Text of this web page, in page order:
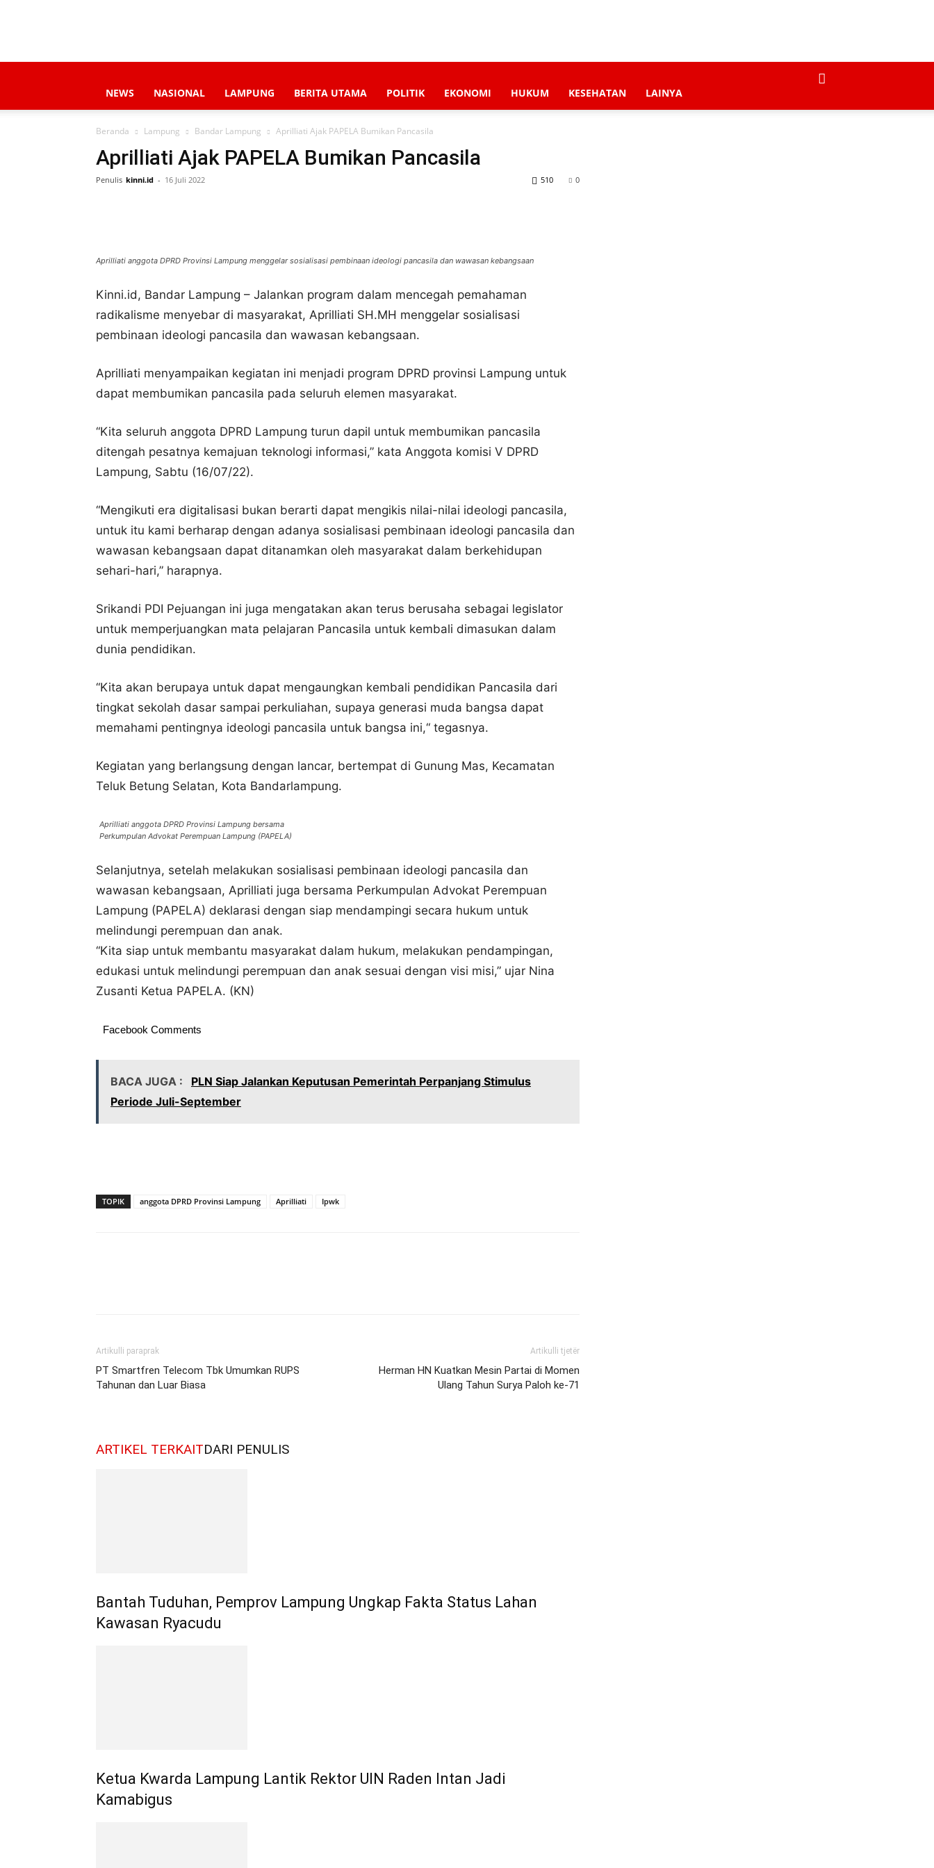
NEWS NASIONAL LAMPUNG BERITA UTAMA POLITIK EKONOMI HUKUM KESEHATAN LAINYA
Beranda Lampung Bandar Lampung Aprilliati Ajak PAPELA Bumikan Pancasila
Aprilliati Ajak PAPELA Bumikan Pancasila
Penulis kinni.id - 16 Juli 2022 0
510
Aprilliati anggota DPRD Provinsi Lampung menggelar sosialisasi pembinaan ideologi pancasila dan wawasan kebangsaan
Kinni.id, Bandar Lampung – Jalankan program dalam mencegah pemahaman
radikalisme menyebar di masyarakat, Aprilliati SH.MH menggelar sosialisasi
pembinaan ideologi pancasila dan wawasan kebangsaan.
Aprilliati menyampaikan kegiatan ini menjadi program DPRD provinsi Lampung untuk
dapat membumikan pancasila pada seluruh elemen masyarakat.
“Kita seluruh anggota DPRD Lampung turun dapil untuk membumikan pancasila
ditengah pesatnya kemajuan teknologi informasi,” kata Anggota komisi V DPRD
Lampung, Sabtu (16/07/22).
“Mengikuti era digitalisasi bukan berarti dapat mengikis nilai-nilai ideologi pancasila,
untuk itu kami berharap dengan adanya sosialisasi pembinaan ideologi pancasila dan
wawasan kebangsaan dapat ditanamkan oleh masyarakat dalam berkehidupan
sehari-hari,” harapnya.
Srikandi PDI Pejuangan ini juga mengatakan akan terus berusaha sebagai legislator
untuk memperjuangkan mata pelajaran Pancasila untuk kembali dimasukan dalam
dunia pendidikan.
“Kita akan berupaya untuk dapat mengaungkan kembali pendidikan Pancasila dari
tingkat sekolah dasar sampai perkuliahan, supaya generasi muda bangsa dapat
memahami pentingnya ideologi pancasila untuk bangsa ini,“ tegasnya.
Kegiatan yang berlangsung dengan lancar, bertempat di Gunung Mas, Kecamatan
Teluk Betung Selatan, Kota Bandarlampung.
Aprilliati anggota DPRD Provinsi Lampung bersama
Perkumpulan Advokat Perempuan Lampung (PAPELA)
Selanjutnya, setelah melakukan sosialisasi pembinaan ideologi pancasila dan
wawasan kebangsaan, Aprilliati juga bersama Perkumpulan Advokat Perempuan
Lampung (PAPELA) deklarasi dengan siap mendampingi secara hukum untuk
melindungi perempuan dan anak.
“Kita siap untuk membantu masyarakat dalam hukum, melakukan pendampingan,
edukasi untuk melindungi perempuan dan anak sesuai dengan visi misi,” ujar Nina
Zusanti Ketua PAPELA. (KN)
Facebook Comments
BACA JUGA :
PLN Siap Jalankan Keputusan Pemerintah Perpanjang Stimulus
Periode Juli-September
TOPIK anggota DPRD Provinsi Lampung Aprilliati Ipwk
Artikulli paraprak
PT Smartfren Telecom Tbk Umumkan RUPS
Tahunan dan Luar Biasa
Artikulli tjetër
Herman HN Kuatkan Mesin Partai di Momen
Ulang Tahun Surya Paloh ke-71
ARTIKEL TERKAITDARI PENULIS
Bantah Tuduhan, Pemprov Lampung Ungkap Fakta Status Lahan
Kawasan Ryacudu
Ketua Kwarda Lampung Lantik Rektor UIN Raden Intan Jadi
Kamabigus